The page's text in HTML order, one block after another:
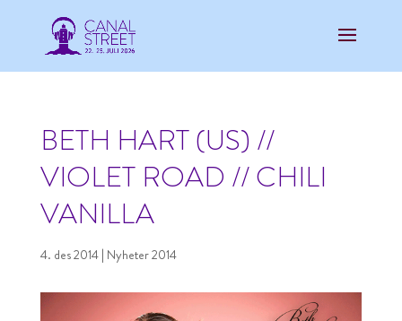
BETH HART (US) //
VIOLET ROAD // CHILI
VANILLA
4. des 2014| Nyheter 2014